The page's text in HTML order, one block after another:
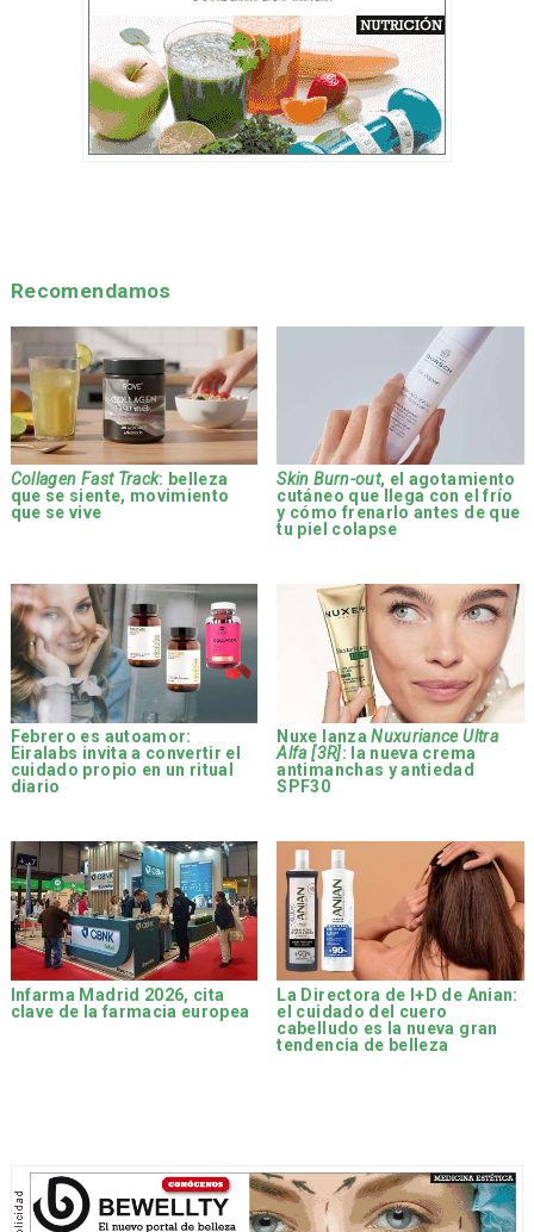
Recomendamos
Collagen Fast Track: belleza
que se siente, movimiento
que se vive
Skin Burn-out, el agotamiento
cutáneo que llega con el frío
y cómo frenarlo antes de que
tu piel colapse
Febrero es autoamor:
Eiralabs invita a convertir el
cuidado propio en un ritual
diario
Nuxe lanzaNuxuriance Ultra
Alfa [3R]: la nueva crema
antimanchas y antiedad
SPF30
Infarma Madrid 2026, cita
clave de la farmacia europea
La Directora de I+D de Anian:
el cuidado del cuero
cabelludo es la nueva gran
tendencia de belleza